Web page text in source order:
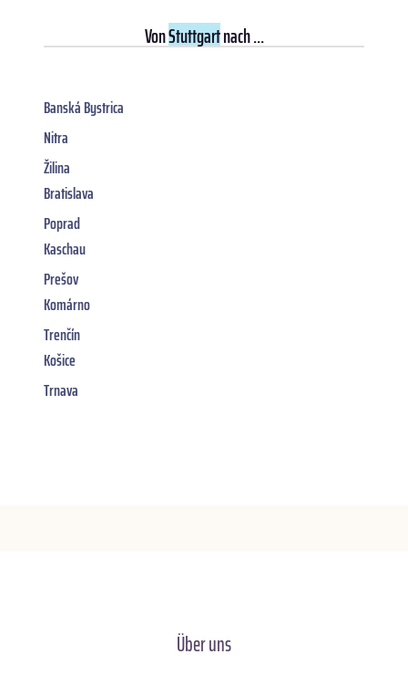
VonStuttgartnach ...
Banská Bystrica
Nitra
Žilina
Bratislava
Poprad
Kaschau
Prešov
Komárno
Trenčín
Košice
Trnava
Über uns